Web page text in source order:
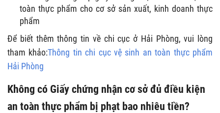
toàn thực phẩm cho cơ sở sản xuất, kinh doanh thực
phẩm
Để biết thêm thông tin về chi cục ở Hải Phòng, vui lòng
tham khảo:Thông tin chi cục vệ sinh an toàn thực phẩm
Hải Phòng
Không có Giấy chứng nhận cơ sở đủ điều kiện
an toàn thực phẩm bị phạt bao nhiêu tiền?